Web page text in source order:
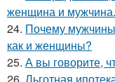
женщина и мужчина.
24. Почему мужчины
как и женщины?
25. А вы говорите,
26. Льготная